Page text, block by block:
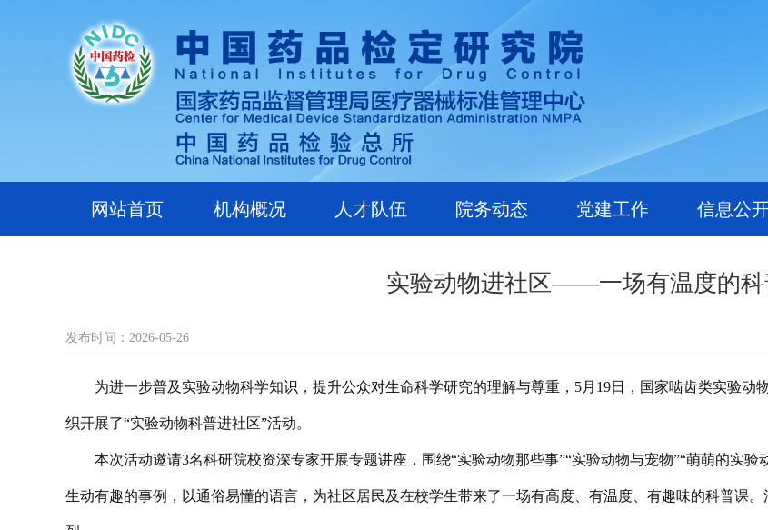
网站首页 机构概况 人才队伍 院务动态 党建工作 信息公
实验动物进社区——一场有温度的科
发布时间：2026-05-26
为进一步普及实验动物科学知识，提升公众对生命科学研究的理解与尊重，5月19日，国家啮齿类实验动
织开展了“实验动物科普进社区”活动。
本次活动邀请3名科研院校资深专家开展专题讲座，围绕“实验动物那些事”“实验动物与宠物”“萌萌的实
生动有趣的事例，以通俗易懂的语言，为社区居民及在校学生带来了一场有高度、有温度、有趣味的科普课